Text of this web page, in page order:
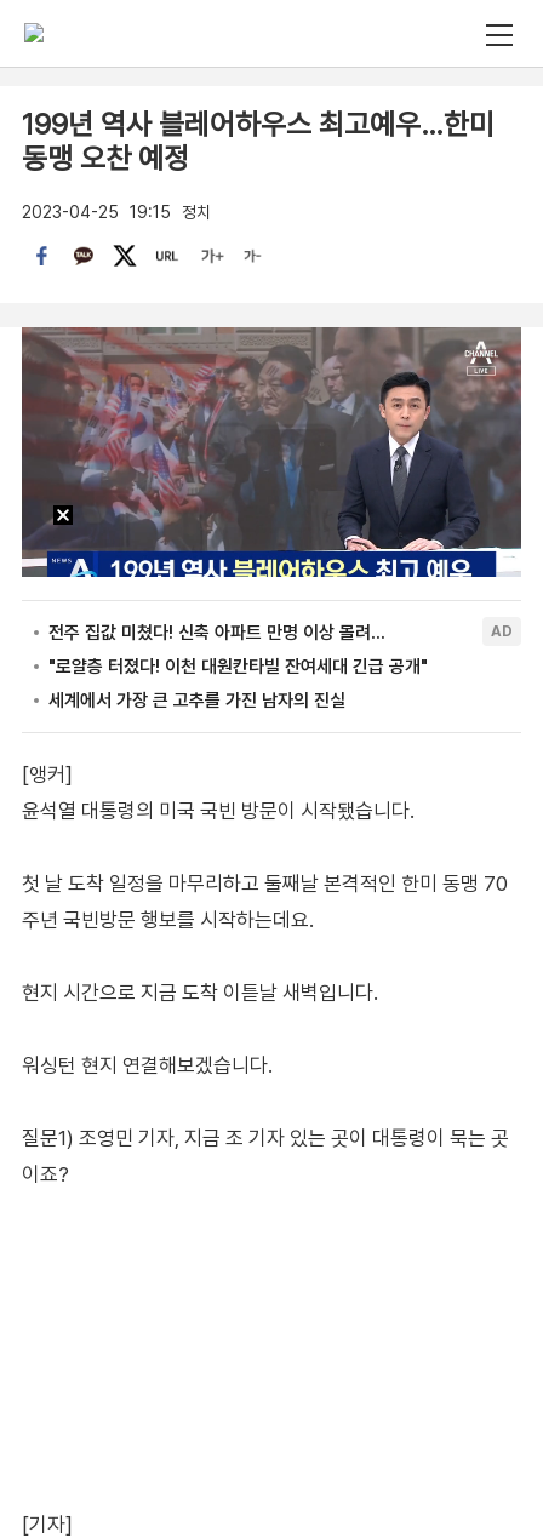
199년 역사 블레어하우스 최고예우…한미
동맹 오찬 예정
2023-04-25 19:15 정치
[앵커]
윤석열 대통령의 미국 국빈 방문이 시작됐습니다.
첫 날 도착 일정을 마무리하고 둘째날 본격적인 한미 동맹 70
주년 국빈방문 행보를 시작하는데요.
현지 시간으로 지금 도착 이튿날 새벽입니다.
워싱턴 현지 연결해보겠습니다.
질문1) 조영민 기자, 지금 조 기자 있는 곳이 대통령이 묵는 곳
이죠?
[기자]